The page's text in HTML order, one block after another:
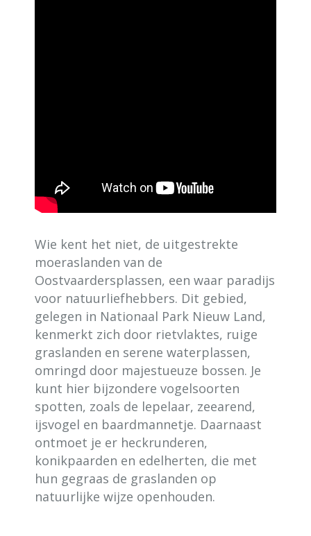
Wie kent het niet, de uitgestrekte
moeraslanden van de
Oostvaardersplassen, een waar paradijs
voor natuurliefhebbers. Dit gebied,
gelegen in Nationaal Park Nieuw Land,
kenmerkt zich door rietvlaktes, ruige
graslanden en serene waterplassen,
omringd door majestueuze bossen. Je
kunt hier bijzondere vogelsoorten
spotten, zoals de lepelaar, zeearend,
ijsvogel en baardmannetje. Daarnaast
ontmoet je er heckrunderen,
konikpaarden en edelherten, die met
hun gegraas de graslanden op
natuurlijke wijze openhouden.